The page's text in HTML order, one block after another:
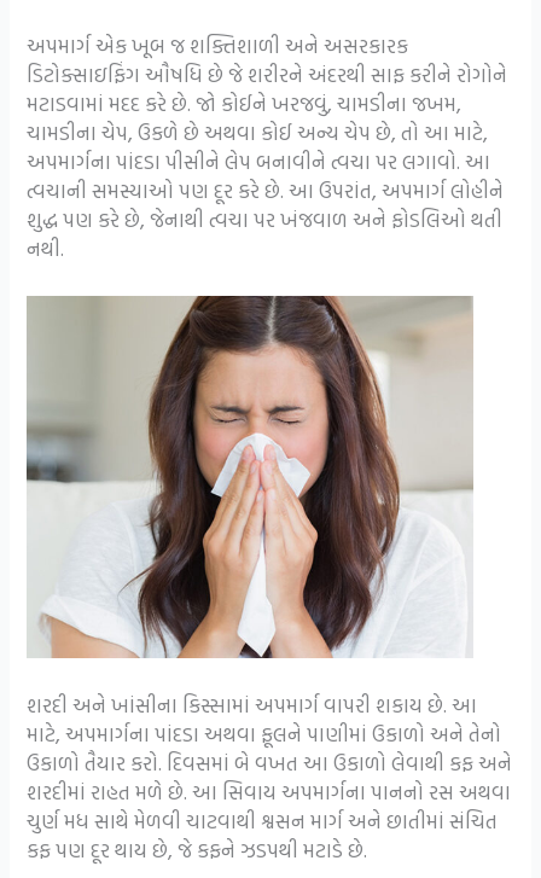
અપમાર્ગ એક ખૂબ જ શક્તિશાળી અને અસરકારક
ડિટોક્સાઇફિંગ ઔષધિ છે જે શરીરને અંદરથી સાફ કરીને રોગોને
મટાડવામાં મદદ કરે છે. જો કોઈને ખરજવું, ચામડીના જખમ,
ચામડીના ચેપ, ઉકળે છે અથવા કોઈ અન્ય ચેપ છે, તો આ માટે,
અપમાર્ગના પાંદડા પીસીને લેપ બનાવીને ત્વચા પર લગાવો. આ
ત્વચાની સમસ્યાઓ પણ દૂર કરે છે. આ ઉપરાંત, અપમાર્ગ લોહીને
શુદ્ધ પણ કરે છે, જેનાથી ત્વચા પર ખંજવાળ અને ફોડલિઓ થતી
નથી.
શરદી અને ખાંસીના કિસ્સામાં અપમાર્ગ વાપરી શકાય છે. આ
માટે, અપમાર્ગના પાંદડા અથવા ફૂલને પાણીમાં ઉકાળો અને તેનો
ઉકાળો તૈયાર કરો. દિવસમાં બે વખત આ ઉકાળો લેવાથી કફ અને
શરદીમાં રાહત મળે છે. આ સિવાય અપમાર્ગના પાનનો રસ અથવા
ચુર્ણ મધ સાથે મેળવી ચાટવાથી શ્વસન માર્ગ અને છાતીમાં સંચિત
કફ પણ દૂર થાય છે, જે કફને ઝડપથી મટાડે છે.